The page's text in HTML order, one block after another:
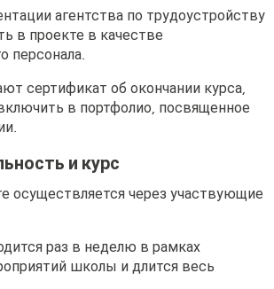
агентства по трудоустройству
в проекте в качестве
персонала.
сертификат об окончании курса,
в портфолио, посвященное
и курс
осуществляется через участвующие
раз в неделю в рамках
школы и длится весь